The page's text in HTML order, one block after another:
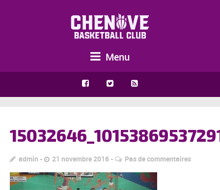
Menu
admin 21 novembre 2016 Pas de commentaires